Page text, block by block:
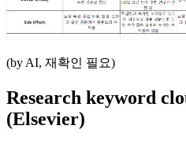
(by AI, 재확인 필요)
Research keyword
(Elsevier)